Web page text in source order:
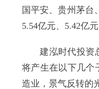
国平安、贵州茅台
5.54亿元、5.42亿元
建泓时代投资总
将产生在以下几个
造业，景气反转的